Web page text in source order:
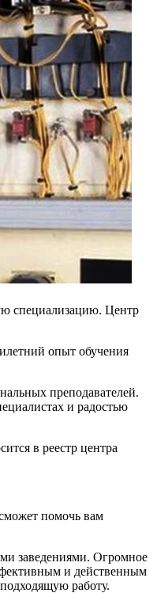
специализацию. Центр
опыт обучения
преподавателей.
и радостью
в реестр центра
помочь вам
заведениями. Огромное
и действенным
работу.